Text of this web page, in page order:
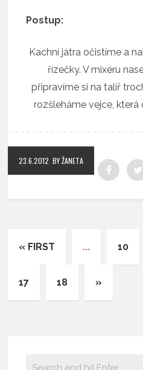
Postup:
Kachní játra očistíme a
řízečky. V mixéru
připravíme si na talíř
rozšleháme vejce, která
23.6.2012 BY ŽANETA
« FIRST ... 10
17 18 »